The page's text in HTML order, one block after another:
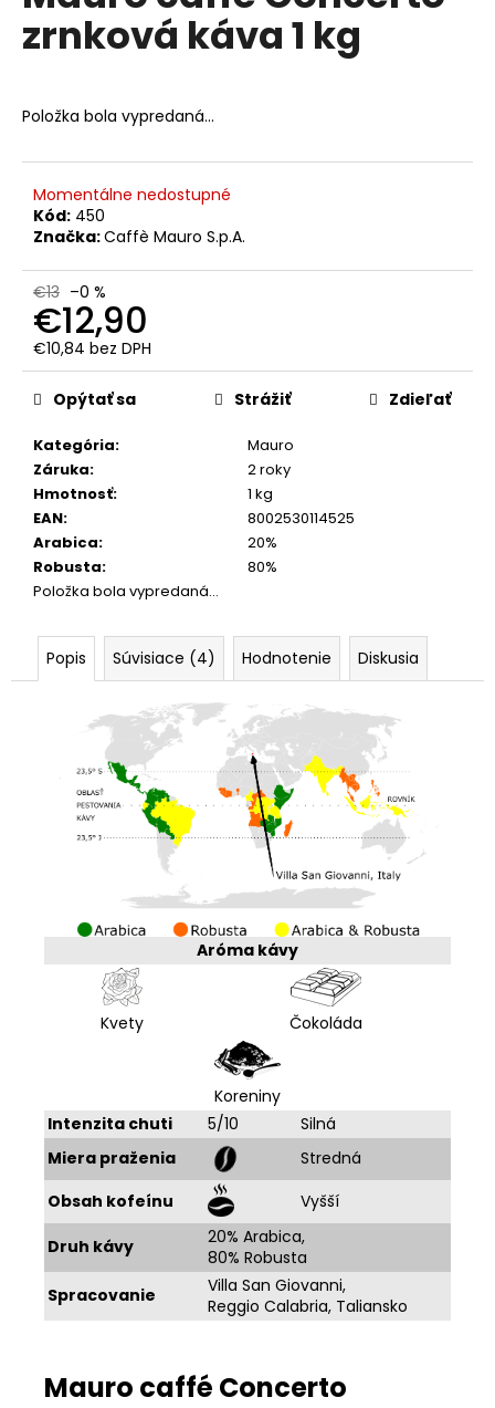
z
zrnková káva 1 kg
Položka bola vypredaná…
Momentálne nedostupné
Kód: 450
Značka:Caffè Mauro S.p.A.
€13 –0 %
€12,90
€10,84 bez DPH
Jednotková
cena:
Kategória:
Mauro
Záruka:
2 roky
Hmotnosť:
1 kg
EAN:
8002530114525
Arabica:
20%
Robusta:
80%
Položka bola vypredaná…
Opýtať sa Strážiť Zdieľať
Popis Súvisiace (4) Hodnotenie Diskusia
Aróma kávy
Kvety Čokoláda
Koreniny
Intenzita chuti
5/10
Silná
Miera praženia
Stredná
Obsah kofeínu
Vyšší
Druh kávy
20% Arabica,
80% Robusta
Spracovanie
Villa San Giovanni,
Reggio Calabria, Taliansko
Mauro caffé Concerto
a
m
COFFEE
CREMA
PREMIUM
ZRNKOVÁ
1KG
€16,50
Pôvodne:
€19